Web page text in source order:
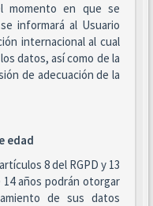
momento en que se
informará al Usuario
internacional al cual
datos, así como de la
de adecuación de la
edad
8 del RGPD y 13
años podrán otorgar
de sus datos